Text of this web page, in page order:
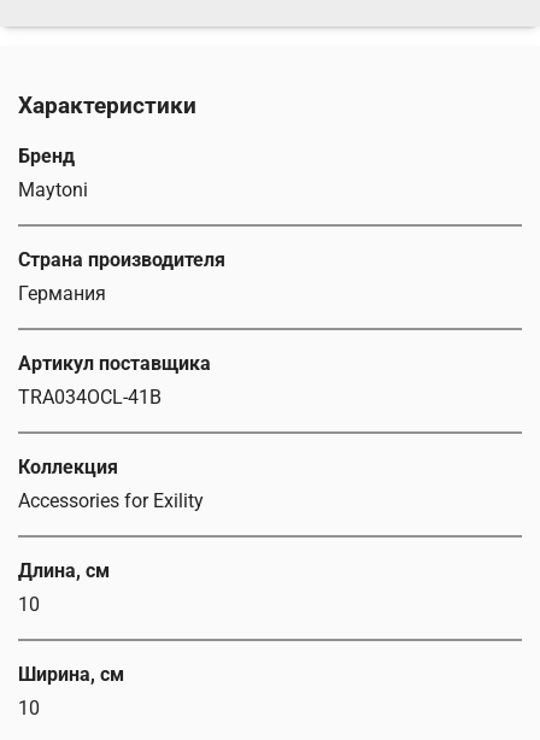
Характеристики
Бренд
Maytoni
Страна производителя
Германия
Артикул поставщика
TRA034OCL-41B
Коллекция
Accessories for Exility
Длина, см
10
Ширина, см
10